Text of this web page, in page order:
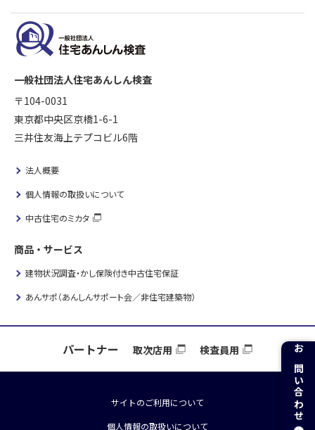
一般社団法人住宅あんしん検査
〒104-0031
東京都中央区京橋1-6-1
三井住友海上テプコビル6階
法人概要
個人情報の取扱いについて
中古住宅のミカタ
商品・サービス
建物状況調査・かし保険付き中古住宅保証
あんサポ（あんしんサポート会／非住宅建築物）
パートナー 取次店用 検査員用
サイトのご利用について
個人情報の取扱いについて
お問い合わせ